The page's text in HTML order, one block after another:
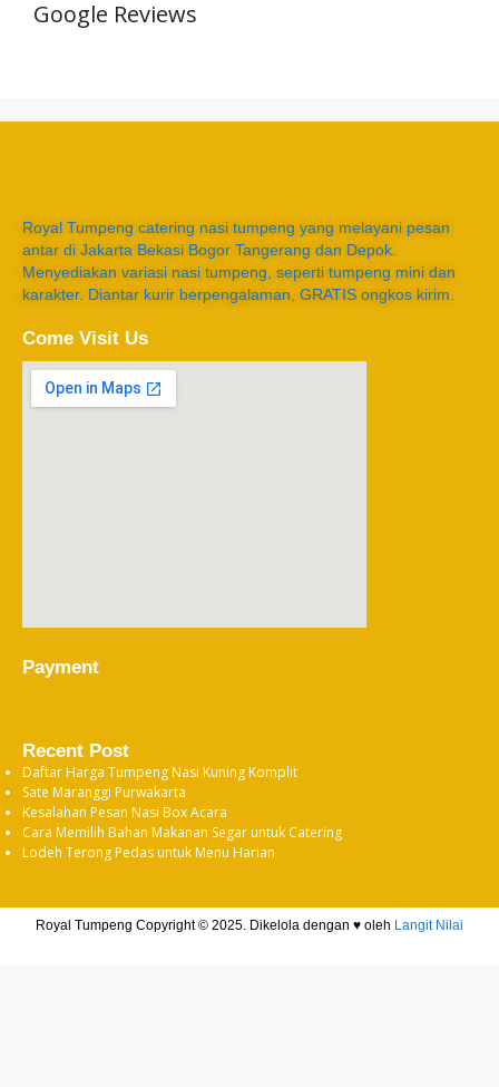
Google Reviews
Royal Tumpeng catering nasi tumpeng yang melayani pesan
antar di Jakarta Bekasi Bogor Tangerang dan Depok.
Menyediakan variasi nasi tumpeng, seperti tumpeng mini dan
karakter. Diantar kurir berpengalaman, GRATIS ongkos kirim.
Come Visit Us
Payment
Recent Post
Daftar Harga Tumpeng Nasi Kuning Komplit
Sate Maranggi Purwakarta
Kesalahan Pesan Nasi Box Acara
Cara Memilih Bahan Makanan Segar untuk Catering
Lodeh Terong Pedas untuk Menu Harian
Royal Tumpeng Copyright © 2025. Dikelola dengan ♥ oleh Langit Nilai